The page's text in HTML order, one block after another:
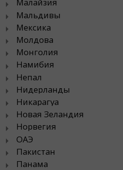
Малайзия
Мальдивы
Мексика
Молдова
Монголия
Намибия
Непал
Нидерланды
Никарагуа
Новая Зеландия
Норвегия
ОАЭ
Пакистан
Панама